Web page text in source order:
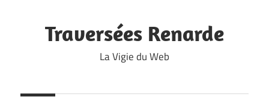
contentTraversées Renarde
La Vigie du Web